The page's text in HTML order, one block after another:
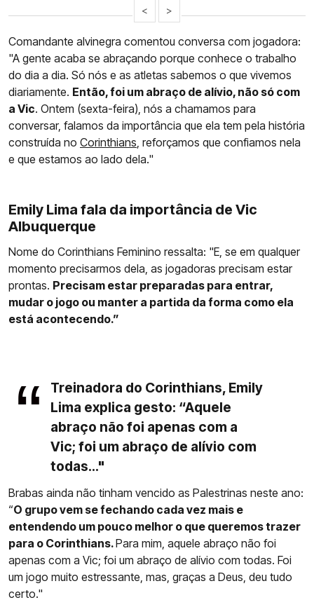
< >
Comandante alvinegra comentou conversa com jogadora:
"A gente acaba se abraçando porque conhece o trabalho
do dia a dia. Só nós e as atletas sabemos o que vivemos
diariamente. Então, foi um abraço de alívio, não só com
a Vic. Ontem (sexta-feira), nós a chamamos para
conversar, falamos da importância que ela tem pela história
construída no Corinthians , reforçamos que confiamos nela
e que estamos ao lado dela."
Emily Lima fala da importância de Vic
Albuquerque
Nome do Corinthians Feminino ressalta: "E, se em qualquer
momento precisarmos dela, as jogadoras precisam estar
prontas. Precisam estar preparadas para entrar,
mudar o jogo ou manter a partida da forma como ela
está acontecendo.”
Treinadora do Corinthians, Emily
Lima explica gesto: “Aquele
abraço não foi apenas com a
Vic; foi um abraço de alívio com
todas..."
Brabas ainda não tinham vencido as Palestrinas neste ano:
“O grupo vem se fechando cada vez mais e
entendendo um pouco melhor o que queremos trazer
para o Corinthians.Para mim, aquele abraço não foi
apenas com a Vic; foi um abraço de alívio com todas. Foi
um jogo muito estressante, mas, graças a Deus, deu tudo
certo."